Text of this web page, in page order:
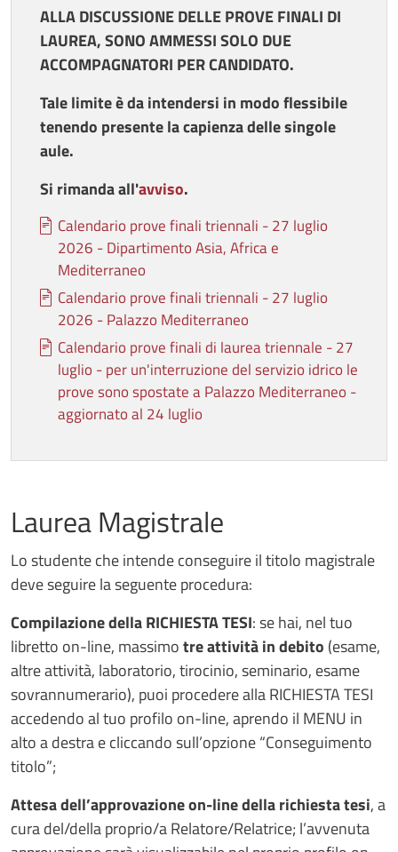
ALLA DISCUSSIONE DELLE PROVE FINALI DI
LAUREA, SONO AMMESSI SOLO DUE
ACCOMPAGNATORI PER CANDIDATO.
Tale limite è da intendersi in modo flessibile
tenendo presente la capienza delle singole
aule.
Si rimanda all'avviso.
Documento
Calendario prove finali triennali - 27 luglio
2026 - Dipartimento Asia, Africa e
Mediterraneo
Documento
Calendario prove finali triennali - 27 luglio
2026 - Palazzo Mediterraneo
Documento
Calendario prove finali di laurea triennale - 27
luglio - per un'interruzione del servizio idrico le
prove sono spostate a Palazzo Mediterraneo -
aggiornato al 24 luglio
Laurea Magistrale
Lo studente che intende conseguire il titolo magistrale
deve seguire la seguente procedura:
Compilazione della RICHIESTA TESI: se hai, nel tuo
libretto on-line, massimotre attività in debito (esame,
altre attività, laboratorio, tirocinio, seminario, esame
sovrannumerario), puoi procedere alla RICHIESTA TESI
accedendo al tuo profilo on-line, aprendo il MENU in
alto a destra e cliccando sull’opzione “Conseguimento
titolo”;
Attesa dell’approvazione on-line della richiesta tesi, a
cura del/della proprio/a Relatore/Relatrice; l’avvenuta